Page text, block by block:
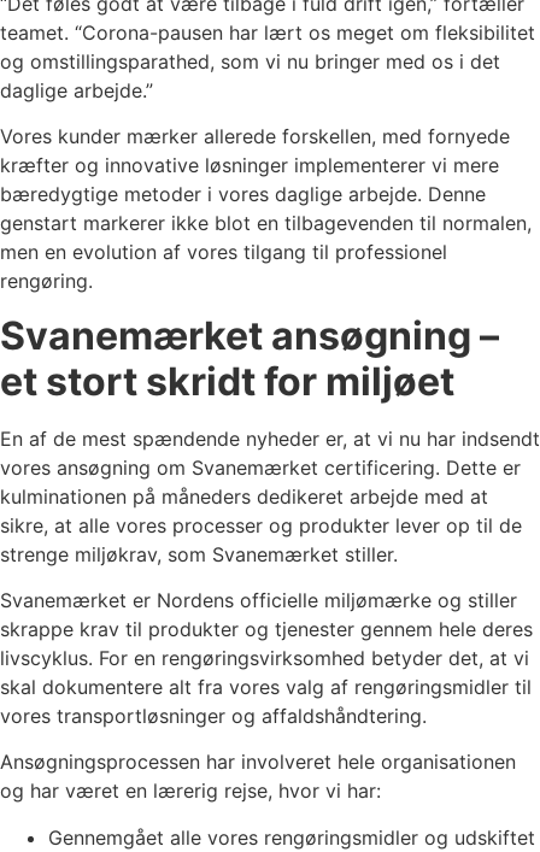
teamet. “Corona-pausen har lært os meget om fleksibilitet
og omstillingsparathed, som vi nu bringer med os i det
daglige arbejde.”
Vores kunder mærker allerede forskellen, med fornyede
kræfter og innovative løsninger implementerer vi mere
bæredygtige metoder i vores daglige arbejde. Denne
genstart markerer ikke blot en tilbagevenden til normalen,
men en evolution af vores tilgang til professionel
rengøring.
Svanemærket ansøgning –
et stort skridt for miljøet
En af de mest spændende nyheder er, at vi nu har indsendt
vores ansøgning om Svanemærket certificering. Dette er
kulminationen på måneders dedikeret arbejde med at
sikre, at alle vores processer og produkter lever op til de
strenge miljøkrav, som Svanemærket stiller.
Svanemærket er Nordens officielle miljømærke og stiller
skrappe krav til produkter og tjenester gennem hele deres
livscyklus. For en rengøringsvirksomhed betyder det, at vi
skal dokumentere alt fra vores valg af rengøringsmidler til
vores transportløsninger og affaldshåndtering.
Ansøgningsprocessen har involveret hele organisationen
og har været en lærerig rejse, hvor vi har:
Gennemgået alle vores rengøringsmidler og udskiftet